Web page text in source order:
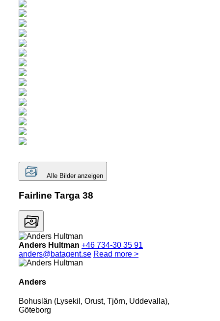
Alle Bilder anzeigen
Fairline Targa 38
Anders Hultman +46 734-30 35 91
anders@batagent.se Read more >
Anders
Bohuslän (Lysekil, Orust, Tjörn, Uddevalla),
Göteborg